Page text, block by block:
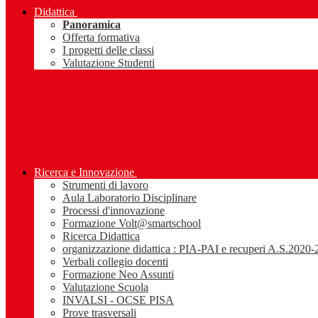
Didattica
Panoramica
Offerta formativa
I progetti delle classi
Valutazione Studenti
Ricerca e Innovazione
Strumenti di lavoro
Aula Laboratorio Disciplinare
Processi d'innovazione
Formazione Volt@smartschool
Ricerca Didattica
organizzazione didattica : PIA-PAI e recuperi A.S.2020-
Verbali collegio docenti
Formazione Neo Assunti
Valutazione Scuola
INVALSI - OCSE PISA
Prove trasversali